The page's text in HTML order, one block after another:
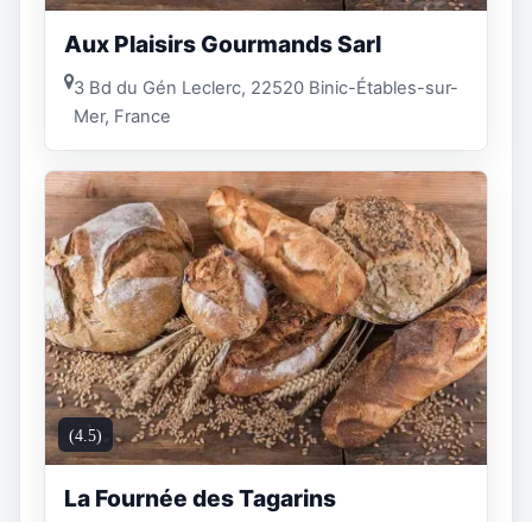
Aux Plaisirs Gourmands Sarl
3 Bd du Gén Leclerc, 22520 Binic-Étables-sur-
Mer, France
(4.5)
La Fournée des Tagarins